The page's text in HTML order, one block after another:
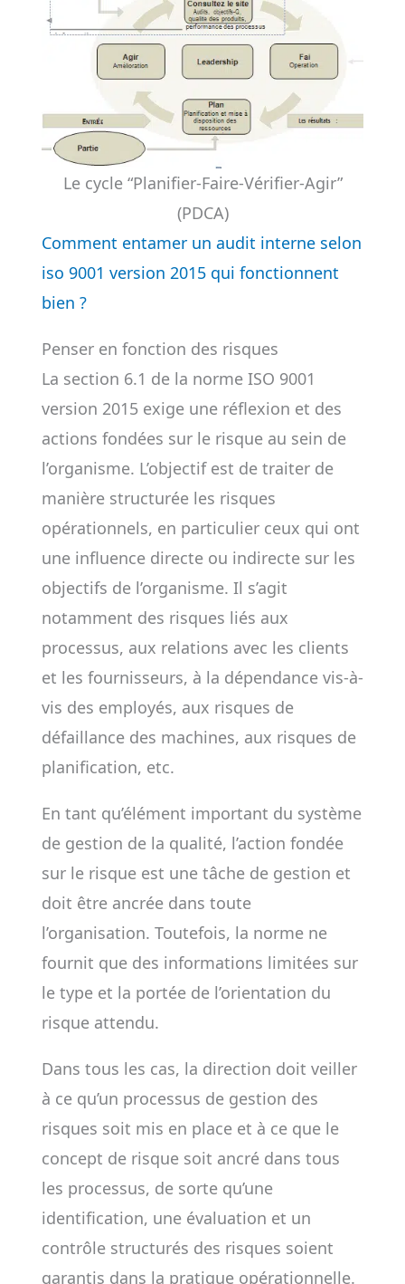
Le cycle “Planifier-Faire-Vérifier-Agir”
(PDCA)
Comment entamer un audit interne selon
iso 9001 version 2015 qui fonctionnent
bien ?
Penser en fonction des risques
La section 6.1 de la norme ISO 9001
version 2015 exige une réflexion et des
actions fondées sur le risque au sein de
l’organisme. L’objectif est de traiter de
manière structurée les risques
opérationnels, en particulier ceux qui ont
une influence directe ou indirecte sur les
objectifs de l’organisme. Il s’agit
notamment des risques liés aux
processus, aux relations avec les clients
et les fournisseurs, à la dépendance vis-à-
vis des employés, aux risques de
défaillance des machines, aux risques de
planification, etc.
En tant qu’élément important du système
de gestion de la qualité, l’action fondée
sur le risque est une tâche de gestion et
doit être ancrée dans toute
l’organisation. Toutefois, la norme ne
fournit que des informations limitées sur
le type et la portée de l’orientation du
risque attendu.
Dans tous les cas, la direction doit veiller
à ce qu’un processus de gestion des
risques soit mis en place et à ce que le
concept de risque soit ancré dans tous
les processus, de sorte qu’une
identification, une évaluation et un
contrôle structurés des risques soient
garantis dans la pratique opérationnelle.